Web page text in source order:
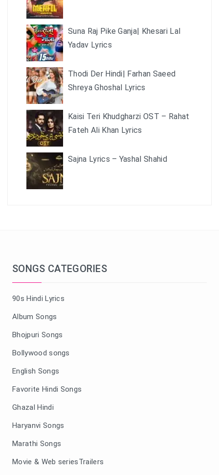
Suna Raj Pike Ganja| Khesari Lal
Yadav Lyrics
Thodi Der Hindi| Farhan Saeed
Shreya Ghoshal Lyrics
Kaisi Teri Khudgharzi OST – Rahat
Fateh Ali Khan Lyrics
Sajna Lyrics – Yashal Shahid
SONGS CATEGORIES
90s Hindi Lyrics
Album Songs
Bhojpuri Songs
Bollywood songs
English Songs
Favorite Hindi Songs
Ghazal Hindi
Haryanvi Songs
Marathi Songs
Movie & Web seriesTrailers